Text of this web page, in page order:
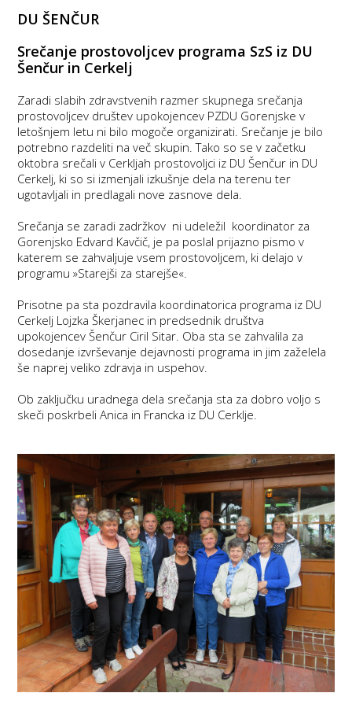
DU ŠENČUR
Srečanje prostovoljcev programa SzS iz DU
Šenčur in Cerkelj
Zaradi slabih zdravstvenih razmer skupnega srečanja
prostovoljcev društev upokojencev PZDU Gorenjske v
letošnjem letu ni bilo mogoče organizirati. Srečanje je bilo
potrebno razdeliti na več skupin. Tako so se v začetku
oktobra srečali v Cerkljah prostovoljci iz DU Šenčur in DU
Cerkelj, ki so si izmenjali izkušnje dela na terenu ter
ugotavljali in predlagali nove zasnove dela.
Srečanja se zaradi zadržkov ni udeležil koordinator za
Gorenjsko Edvard Kavčič, je pa poslal prijazno pismo v
katerem se zahvaljuje vsem prostovoljcem, ki delajo v
programu »Starejši za starejše«.
Prisotne pa sta pozdravila koordinatorica programa iz DU
Cerkelj Lojzka Škerjanec in predsednik društva
upokojencev Šenčur Ciril Sitar. Oba sta se zahvalila za
dosedanje izvrševanje dejavnosti programa in jim zaželela
še naprej veliko zdravja in uspehov.
Ob zaključku uradnega dela srečanja sta za dobro voljo s
skeči poskrbeli Anica in Francka iz DU Cerklje.